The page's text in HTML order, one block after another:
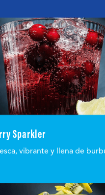
Sparkler
vibrante y llena de